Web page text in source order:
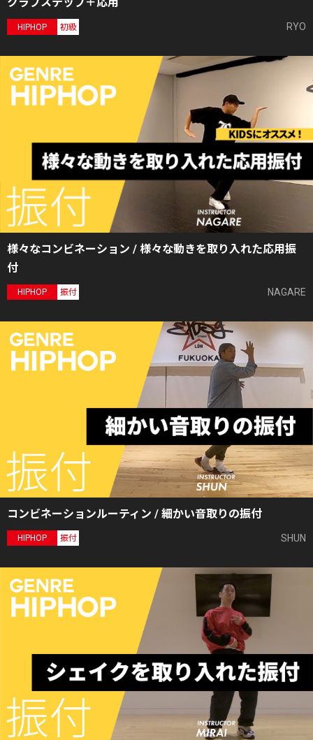
クラブステップ＋応用
HIPHOP 初級 RYO
様々なコンビネーション / 様々な動きを取り入れた応用振
付
HIPHOP 振付 NAGARE
コンビネーションルーティン / 細かい音取りの振付
HIPHOP 振付 SHUN